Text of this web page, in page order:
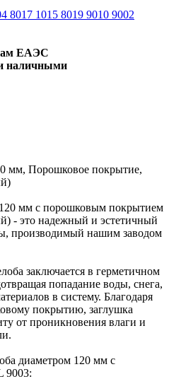
8017 1015 8019 9010 9002
ЕАЭС
наличными
мм, Порошковое покрытие,
мм с порошковым покрытием
- это надежный и эстетичный
производимый нашим заводом
заключается в герметичном
попадание воды, снега,
в систему. Благодаря
покрытию, заглушка
от проникновения влаги и
диаметром 120 мм с
9003: